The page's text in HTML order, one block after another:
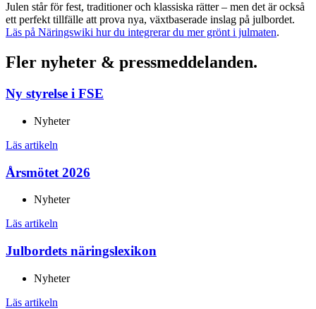
Julen står för fest, traditioner och klassiska rätter – men det är också
ett perfekt tillfälle att prova nya, växtbaserade inslag på julbordet.
Läs på Näringswiki hur du integrerar du mer grönt i julmaten.
Fler nyheter & pressmeddelanden.
Ny styrelse i FSE
Nyheter
Läs artikeln
Årsmötet 2026
Nyheter
Läs artikeln
Julbordets näringslexikon
Nyheter
Läs artikeln